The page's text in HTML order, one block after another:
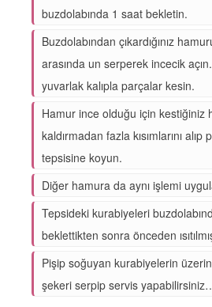
buzdolabında 1 saat bekletin.
Buzdolabından çıkardığınız
arasında un serperek incecik
yuvarlak kalıpla parçalar kesin.
Hamur ince olduğu için kestiğiniz
kaldırmadan fazla kısımlarını alıp
tepsisine koyun.
Diğer hamura da aynı işlemi
Tepsideki kurabiyeleri
beklettikten sonra önceden
Pişip soğuyan kurabiyelerin
şekeri serpip servis